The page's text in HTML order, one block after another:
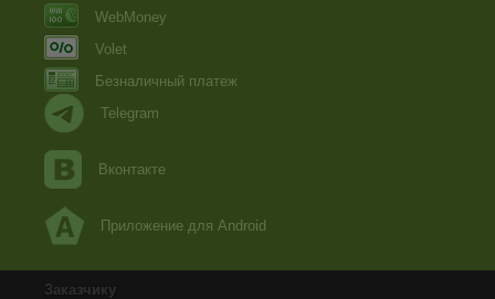
WebMoney
Volet
Безналичный платеж
Telegram
Вконтакте
Приложение для Android
Заказчику